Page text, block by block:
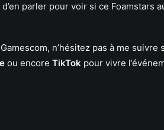
parler pour voir si ce Foamstars
n’hésitez pas à me suivre
ou encore TikTok pour vivre